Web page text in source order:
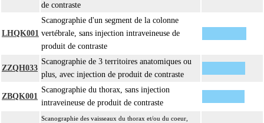
de contraste
LHQK001
Scanographie d'un segment de la colonne
vertébrale, sans injection intraveineuse de
produit de contraste
ZZQH033
Scanographie de 3 territoires anatomiques ou
plus, avec injection de produit de contraste
ZBQK001
Scanographie du thorax, sans injection
intraveineuse de produit de contraste
Scanographie des vaisseaux du thorax et/ou du coeur,